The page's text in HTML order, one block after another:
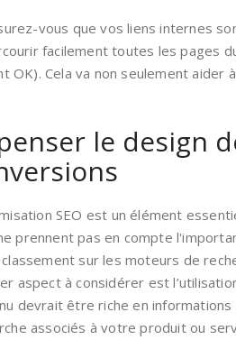
vous que vos liens internes
facilement toutes les pages
OK). Cela va non seulement
le design
SEO est un élément
prennent pas en compte
sur les moteurs de
aspect à considérer est
devrait être riche en
associés à votre produit ou